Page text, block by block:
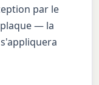
par le
— la